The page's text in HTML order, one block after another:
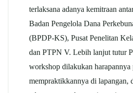
terlaksana adanya kemitraan
Badan Pengelola Dana
(BPDP-KS), Pusat Penelitan
dan PTPN V. Lebih lanjut tutur
workshop dilakukan harapannya
mempraktikkannya di lapangan,